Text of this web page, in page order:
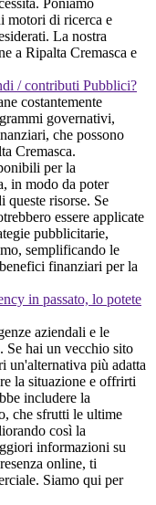
Poniamo
motori di ricerca e
La nostra
a Ripalta Cremasca e
/ contributi Pubblici?
costantemente
governativi,
che possono
Cremasca.
per la
in modo da poter
risorse. Se
essere applicate
pubblicitarie,
semplificando le
finanziari per la
in passato, lo potete
aziendali e le
Se hai un vecchio sito
un'alternativa più adatta
la situazione e offrirti
includere la
che sfrutti le ultime
così la
informazioni su
online, ti
Siamo qui per